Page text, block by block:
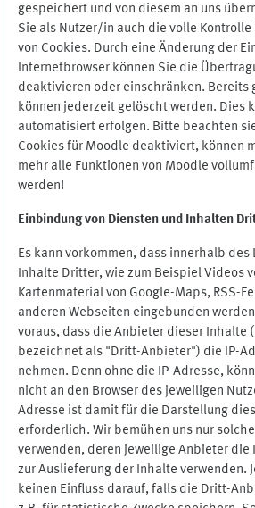
gespeichert und von diesem an uns
Sie als Nutzer/in auch die volle Kontrolle
von Cookies. Durch eine Änderung der
Internetbrowser können Sie die
deaktivieren oder einschränken. Bereits
können jederzeit gelöscht werden. Dies
automatisiert erfolgen. Bitte beachten
Cookies für Moodle deaktiviert, können
mehr alle Funktionen von Moodle
werden!
Einbindung von Diensten und Inhalten
Es kann vorkommen, dass innerhalb des
Inhalte Dritter, wie zum Beispiel Videos
Kartenmaterial von Google-Maps, RSS-
anderen Webseiten eingebunden
voraus, dass die Anbieter dieser Inhalte
bezeichnet als "Dritt-Anbieter") die IP-
nehmen. Denn ohne die IP-Adresse,
nicht an den Browser des jeweiligen
Adresse ist damit für die Darstellung
erforderlich. Wir bemühen uns nur
verwenden, deren jeweilige Anbieter die
zur Auslieferung der Inhalte verwenden.
keinen Einfluss darauf, falls die Dritt-